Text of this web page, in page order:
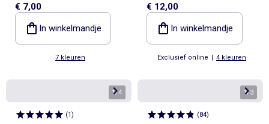
€ 7,00
In winkelmandje
7 kleuren
ruches
€ 12,00
In winkelmandje
Exclusief online | 4 kleuren
1/4
(1)
1/3
(84)